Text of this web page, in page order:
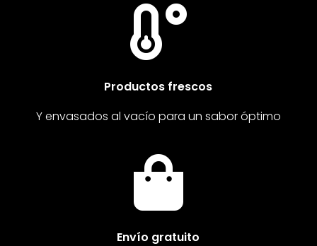

Productos frescos
Y envasados al vacío para un sabor óptimo

Envío gratuito